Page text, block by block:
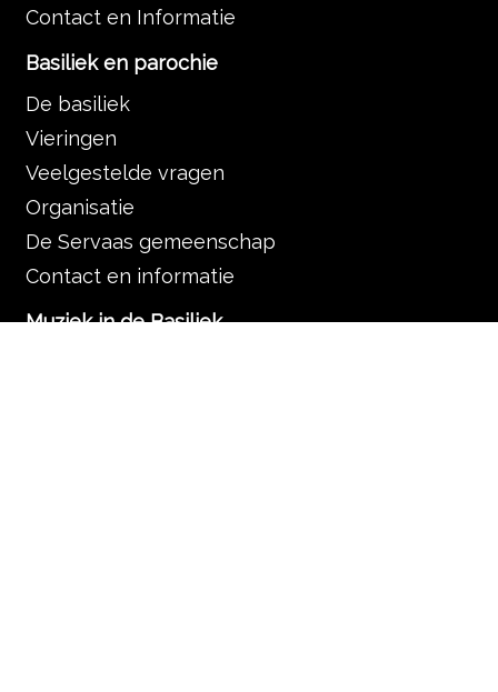
Contact en Informatie
Basiliek en parochie
De basiliek
Vieringen
Veelgestelde vragen
Organisatie
De Servaas gemeenschap
Contact en informatie
Muziek in de Basiliek